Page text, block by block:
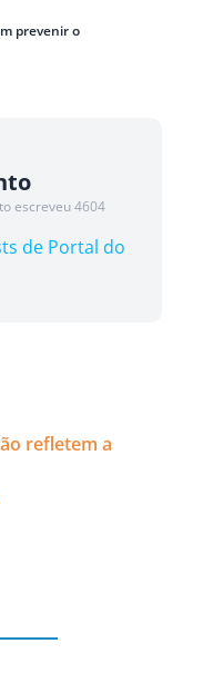
prevenir o
escreveu 4604
de Portal do
refletem a